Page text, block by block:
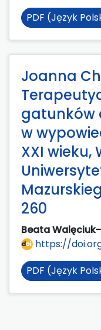
PDF (Język
Joanna
gatunków
w
XXI wieku,
260
Beata
https://
PDF (Język